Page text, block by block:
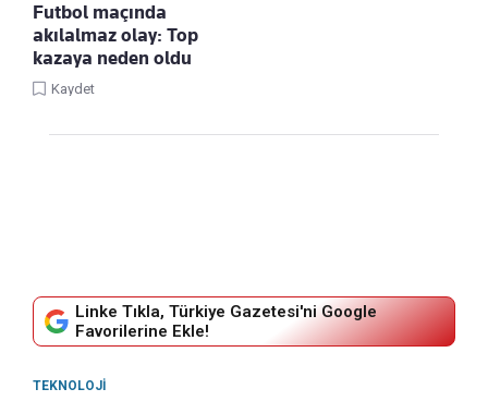
Futbol maçında
akılalmaz olay: Top
kazaya neden oldu
Kaydet
Linke Tıkla, Türkiye Gazetesi'ni Google
Favorilerine Ekle!
TEKNOLOJI